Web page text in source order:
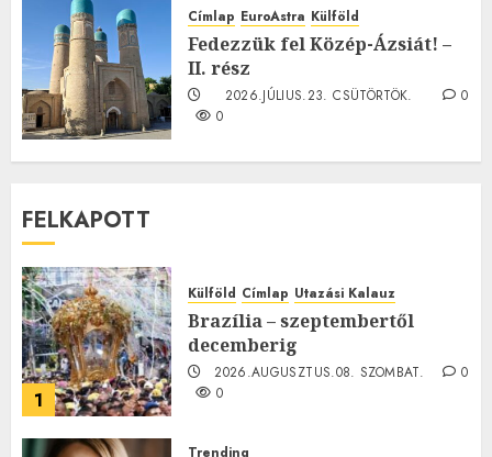
2026.JÚLIUS.23. CSÜTÖRTÖK.
0
Címlap EuroAstra Külföld
Fedezzük fel Közép-Ázsiát! –
II. rész
2026.JÚLIUS.23. CSÜTÖRTÖK.
0
0
FELKAPOTT
1
Külföld Címlap Utazási Kalauz
Brazília – szeptembertől
decemberig
2026.AUGUSZTUS.08. SZOMBAT.
0
0
Trending